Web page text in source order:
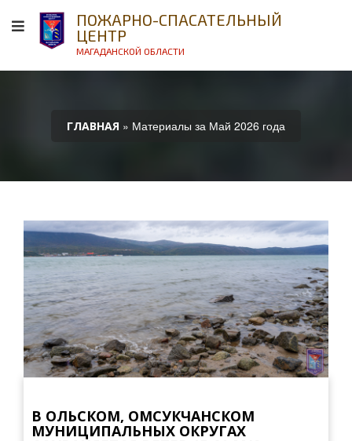
ПОЖАРНО-СПАСАТЕЛЬНЫЙ
ЦЕНТР
МАГАДАНСКОЙ ОБЛАСТИ
ГЛАВНАЯ » Материалы за Май 2026 года
В ОЛЬСКОМ, ОМСУКЧАНСКОМ
МУНИЦИПАЛЬНЫХ ОКРУГАХ